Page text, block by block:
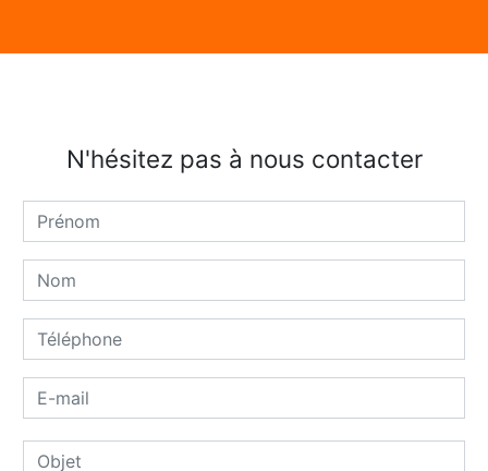
N'hésitez pas à nous contacter